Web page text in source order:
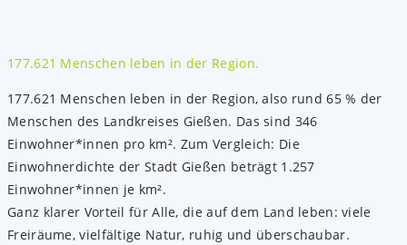
177.621 Menschen leben in der Region.
177.621 Menschen leben in der Region, also rund 65 % der
Menschen des Landkreises Gießen. Das sind 346
Einwohner*innen pro km². Zum Vergleich: Die
Einwohnerdichte der Stadt Gießen beträgt 1.257
Einwohner*innen je km².
Ganz klarer Vorteil für Alle, die auf dem Land leben: viele
Freiräume, vielfältige Natur, ruhig und überschaubar.